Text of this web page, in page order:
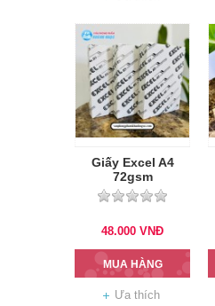
Giấy Excel A4
72gsm
48.000 VNĐ
MUA HÀNG
Ưa thích